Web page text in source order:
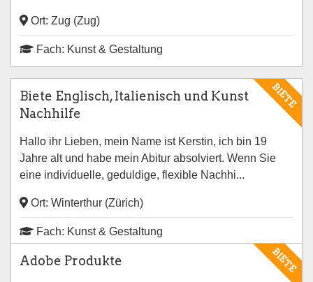
Ort: Zug (Zug)
Fach: Kunst & Gestaltung
BIETE
Biete Englisch, Italienisch und Kunst
Nachhilfe
Hallo ihr Lieben, mein Name ist Kerstin, ich bin 19
Jahre alt und habe mein Abitur absolviert. Wenn Sie
eine individuelle, geduldige, flexible Nachhi...
Ort: Winterthur (Zürich)
Fach: Kunst & Gestaltung
BIETE
Adobe Produkte